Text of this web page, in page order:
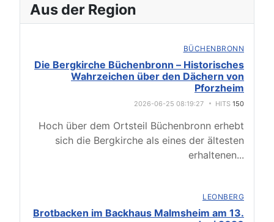
Aus der Region
BÜCHENBRONN
Die Bergkirche Büchenbronn – Historisches
Wahrzeichen über den Dächern von
Pforzheim
2026-06-25 08:19:27 HITS 150
Hoch über dem Ortsteil Büchenbronn erhebt
sich die Bergkirche als eines der ältesten
erhaltenen...
LEONBERG
Brotbacken im Backhaus Malmsheim am 13.